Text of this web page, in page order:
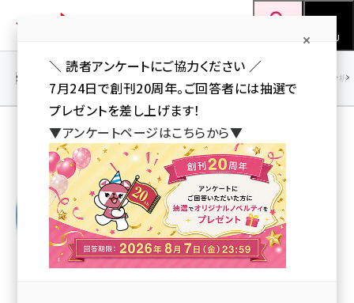
ン
MENU
seo (3523)
ai (2804)
youtube (2429)
note (2312)
SEO アクセス解析／データ分析
株式会社イノベーション
＼ 読者アンケートにご協力ください ／
7月24日で創刊20周年。ご回答者には抽選で
プレゼントを差し上げます！
▼アンケートページはこちらから▼